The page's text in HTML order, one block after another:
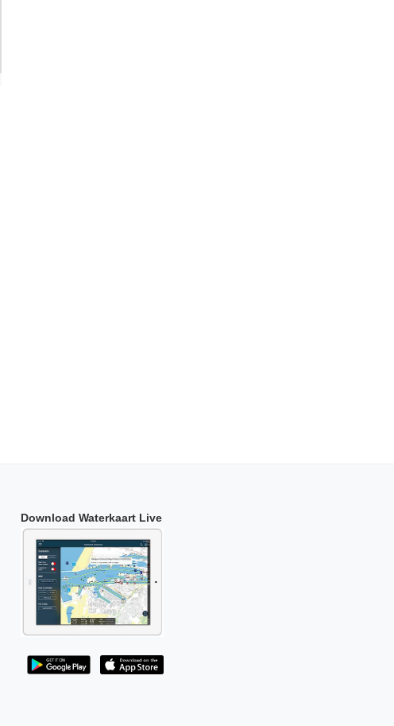
Download Waterkaart Live